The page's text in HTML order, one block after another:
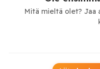
Mitä mieltä olet? Jaa